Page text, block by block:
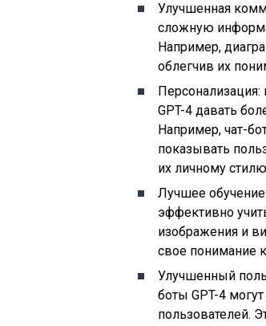
Улучшенная
сложную
Например,
облегчив их
GPT-4 давать
Например, чат-
показывать
их личному
Лучшее
эффективно
изображения и
свое понимание
Улучшенный
боты GPT-4
пользователей.